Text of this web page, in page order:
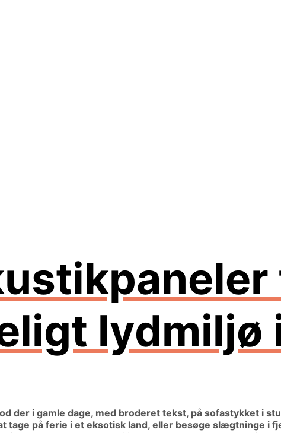
lydmiljø
der i gamle dage, med broderet tekst, på sofastykket i
tage på ferie i et eksotisk land, eller besøge slægtninge i